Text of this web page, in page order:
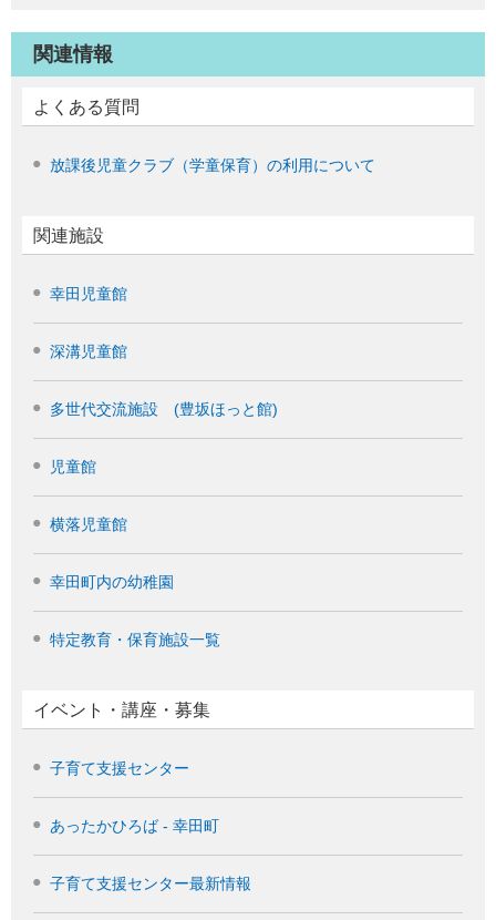
関連情報
よくある質問
放課後児童クラブ（学童保育）の利用について
関連施設
幸田児童館
深溝児童館
多世代交流施設 (豊坂ほっと館)
児童館
横落児童館
幸田町内の幼稚園
特定教育・保育施設一覧
イベント・講座・募集
子育て支援センター
あったかひろば - 幸田町
子育て支援センター最新情報